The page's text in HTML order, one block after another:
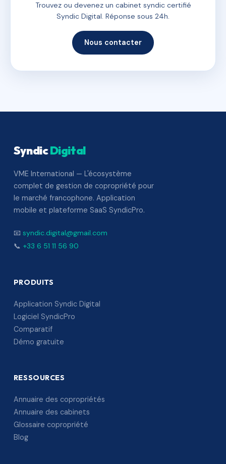
Trouvez ou devenez un cabinet syndic certifié
Syndic Digital. Réponse sous 24h.
Nous contacter
SyndicDigital
VME International — L'écosystème
complet de gestion de copropriété pour
le marché francophone. Application
mobile et plateforme SaaS SyndicPro.
📧 syndic.digital@gmail.com
📞 +33 6 51 11 56 90
PRODUITS
Application Syndic Digital
Logiciel SyndicPro
Comparatif
Démo gratuite
RESSOURCES
Annuaire des copropriétés
Annuaire des cabinets
Glossaire copropriété
Blog